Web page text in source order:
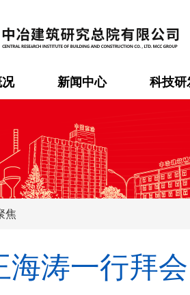
新闻中心 科技研
焦
海涛一行拜